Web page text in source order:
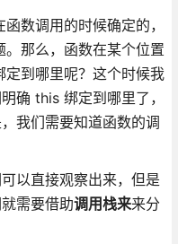
数调用的时候确定的，
那么，函数在某个位置
到哪里呢？这个时候我
确 this 绑定到哪里了，
我们需要知道函数的调
以直接观察出来，但是
需要借助调用栈来来分